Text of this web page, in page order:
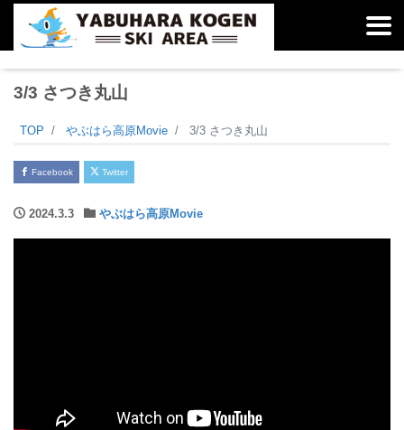
3/3 さつき丸山
TOP やぶはら高原Movie 3/3 さつき丸山
Facebook Twitter
2024.3.3 やぶはら高原Movie